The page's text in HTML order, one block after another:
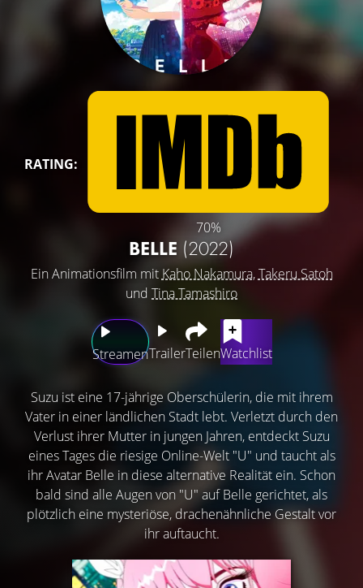
RATING:
70%
BELLE (2022)
Ein Animationsfilm mit Kaho Nakamura,Takeru Satoh
und Tina Tamashiro
StreamenTrailerTeilenWatchlist
Suzu ist eine 17-jährige Oberschülerin, die mit ihrem
Vater in einer ländlichen Stadt lebt. Verletzt durch den
Verlust ihrer Mutter in jungen Jahren, entdeckt Suzu
eines Tages die riesige Online-Welt "U" und taucht als
ihr Avatar Belle in diese alternative Realität ein. Schon
bald sind alle Augen von "U" auf Belle gerichtet, als
plötzlich eine mysteriöse, drachenähnliche Gestalt vor
ihr auftaucht.